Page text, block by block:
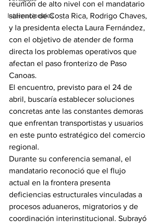
Internacionales
reunión de alto nivel con el mandatario
saliente de Costa Rica, Rodrigo Chaves,
y la presidenta electa Laura Fernández,
con el objetivo de atender de forma
directa los problemas operativos que
afectan el paso fronterizo de Paso
Canoas.
El encuentro, previsto para el 24 de
abril, buscaría establecer soluciones
concretas ante las constantes demoras
que enfrentan transportistas y usuarios
en este punto estratégico del comercio
regional.
Durante su conferencia semanal, el
mandatario reconoció que el flujo
actual en la frontera presenta
deficiencias estructurales vinculadas a
procesos aduaneros, migratorios y de
coordinación interinstitucional. Subrayó